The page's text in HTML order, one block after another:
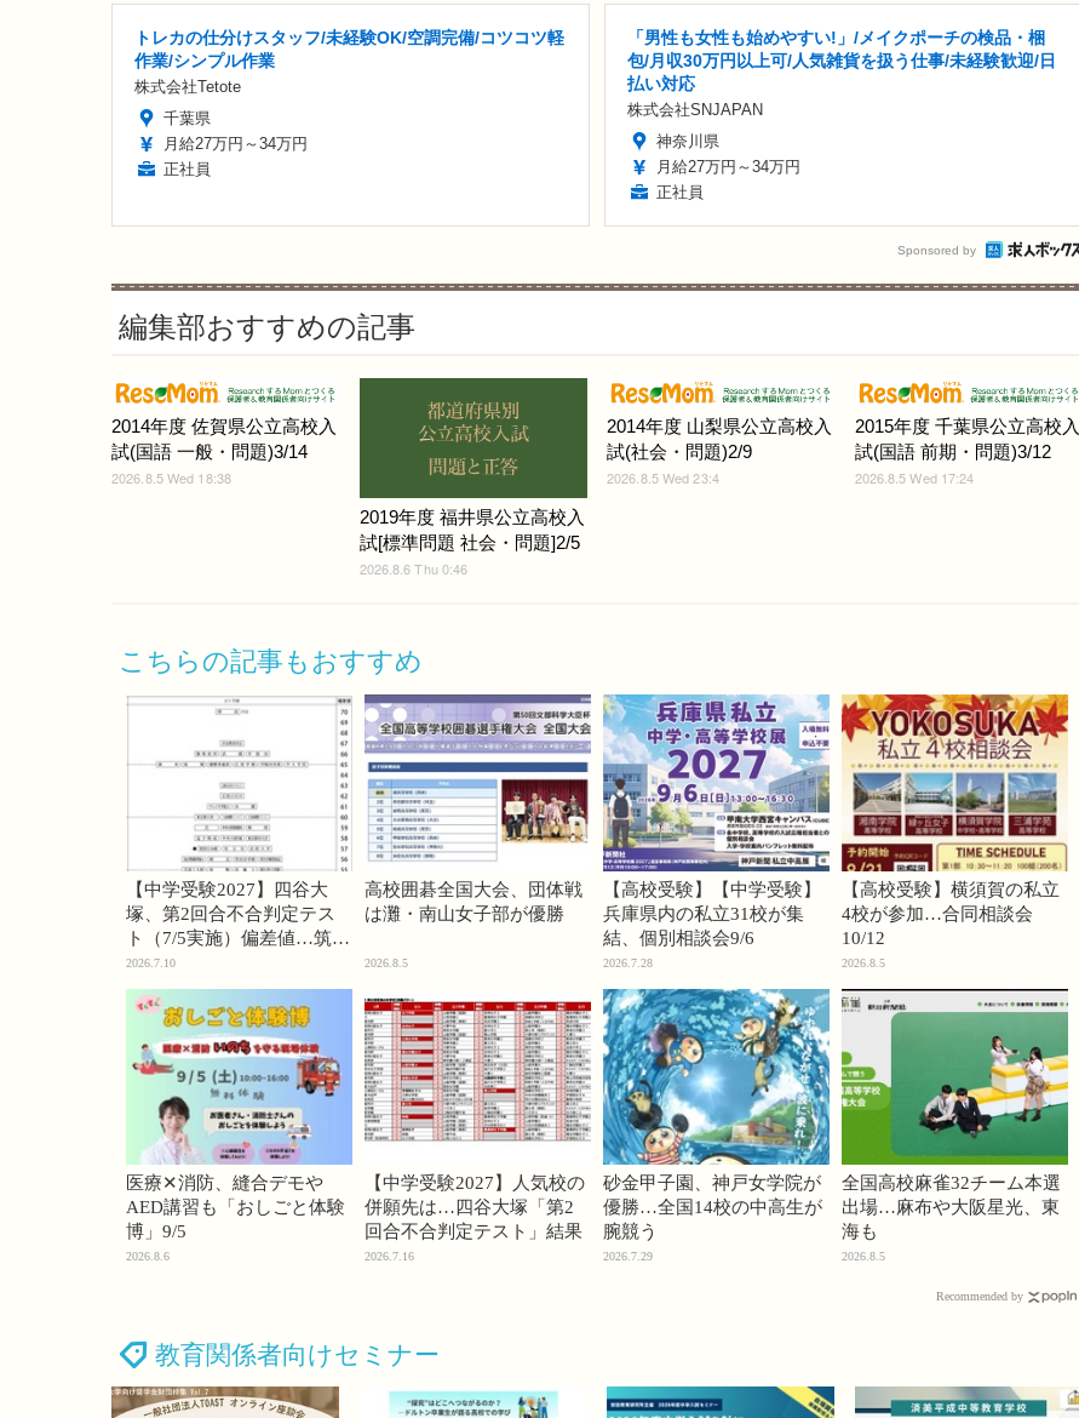
トレカの仕分けスタッフ/未経験OK/空調完備/コツコツ軽
作業/シンプル作業
株式会社Tetote
千葉県
月給27万円～34万円
正社員
「男性も女性も始めやすい!」/メイクポーチの検品・梱
包/月収30万円以上可/人気雑貨を扱う仕事/未経験歓迎/日
払い対応
株式会社SNJAPAN
神奈川県
月給27万円～34万円
正社員
Sponsored by
編集部おすすめの記事
2014年度 佐賀県公立高校入
試(国語 一般・問題)3/14
2026.8.5 Wed 18:38
2019年度 福井県公立高校入
試[標準問題 社会・問題]2/5
2026.8.6 Thu 0:46
2014年度 山梨県公立高校入
試(社会・問題)2/9
2026.8.5 Wed 23:4
2015年度 千葉県公立高校入
試(国語 前期・問題)3/12
2026.8.5 Wed 17:24
こちらの記事もおすすめ
【中学受験2027】四谷大
塚、第2回合不合判定テス
ト（7/5実施）偏差値…筑駒
74・桜蔭70＜PR＞
2026.7.10
高校囲碁全国大会、団体戦
は灘・南山女子部が優勝
2026.8.5
【高校受験】【中学受験】
兵庫県内の私立31校が集
結、個別相談会9/6
2026.7.28
【高校受験】横須賀の私立
4校が参加…合同相談会
10/12
2026.8.5
医療✕消防、縫合デモや
AED講習も「おしごと体験
博」9/5
2026.8.6
【中学受験2027】人気校の
併願先は…四谷大塚「第2
回合不合判定テスト」結果
2026.7.16
砂金甲子園、神戸女学院が
優勝…全国14校の中高生が
腕競う
2026.7.29
全国高校麻雀32チーム本選
出場…麻布や大阪星光、東
海も
2026.8.5
Recommended by
教育関係者向けセミナー